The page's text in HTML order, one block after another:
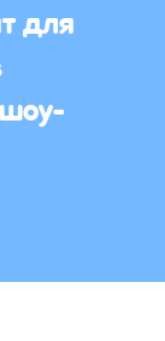
для